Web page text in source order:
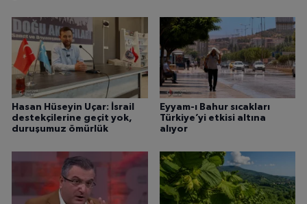
Hasan Hüseyin Uçar: İsrail
destekçilerine geçit yok,
duruşumuz ömürlük
Eyyam-ı Bahur sıcakları
Türkiye’yi etkisi altına
alıyor